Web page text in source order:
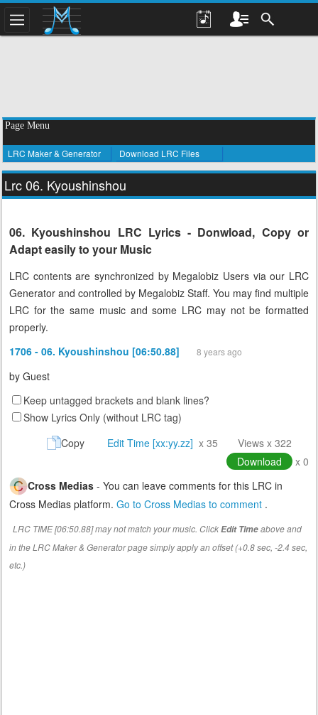
Page Menu
LRC Maker & Generator Download LRC Files
Lrc 06. Kyoushinshou
06. Kyoushinshou LRC Lyrics - Donwload, Copy or
Adapt easily to your Music
LRC contents are synchronized by Megalobiz Users via our LRC
Generator and controlled by Megalobiz Staff. You may find multiple
LRC for the same music and some LRC may not be formatted
properly.
1706 - 06. Kyoushinshou [06:50.88]
8 years ago
by Guest
Keep untagged brackets and blank lines?
Show Lyrics Only (without LRC tag)
Copy
Edit Time [xx:yy.zz] x 35
Views x 322
Download
x 0
Cross Medias - You can leave comments for this LRC in
Cross Medias platform. Go to Cross Medias to comment .
LRC TIME [06:50.88] may not match your music. ClickEdit Timeabove and
in the LRC Maker & Generator page simply apply an offset (+0.8 sec, -2.4 sec,
etc.)